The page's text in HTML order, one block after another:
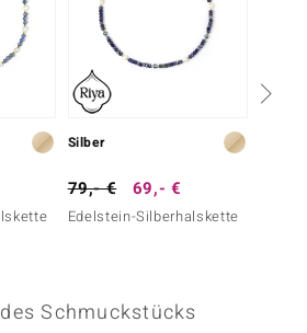
Silber
79,- € 69,- €
Edelstein-Silberhalskette
Schmuckstücks